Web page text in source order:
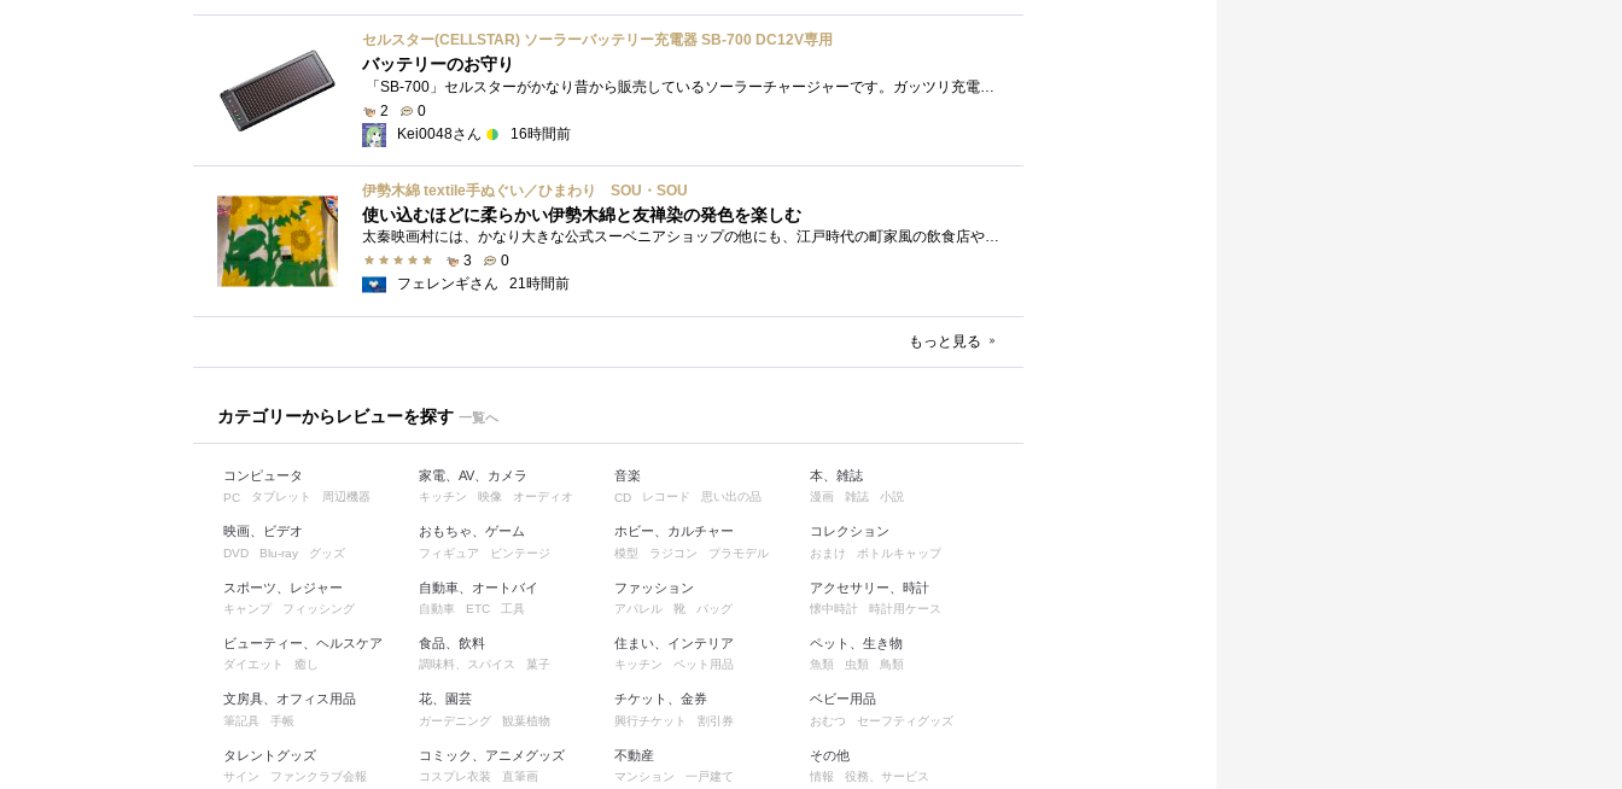
セルスター(CELLSTAR) ソーラーバッテリー充電器 SB-700 DC12V専用
バッテリーのお守り
「SB-700」セルスターがかなり昔から販売しているソーラーチャージャーです。ガッツリ充電する用ではなく待機電力(暗電流って言うらしい)対策�...
2
0
Kei0048さん
16時間前
伊勢木綿 textile手ぬぐい／ひまわり SOU・SOU
使い込むほどに柔らかい伊勢木綿と友禅染の発色を楽しむ
太秦映画村には、かなり大きな公式スーベニアショップの他にも、江戸時代の町家風の飲食店や土産物店が軒を連ねておりました。 何かよいもの...
3
0
フェレンギさん
21時間前
もっと見る
カテゴリーからレビューを探す 一覧へ
コンピュータ
PC タブレット 周辺機器
映画、ビデオ
DVD Blu-ray グッズ
スポーツ、レジャー
キャンプ フィッシング
ビューティー、ヘルスケア
ダイエット 癒し
文房具、オフィス用品
筆記具 手帳
タレントグッズ
サイン ファンクラブ会報
家電、AV、カメラ
キッチン 映像 オーディオ
おもちゃ、ゲーム
フィギュア ビンテージ
自動車、オートバイ
自動車 ETC 工具
食品、飲料
調味料、スパイス 菓子
花、園芸
ガーデニング 観葉植物
コミック、アニメグッズ
コスプレ衣装 直筆画
音楽
CD レコード 思い出の品
ホビー、カルチャー
模型 ラジコン プラモデル
ファッション
アパレル 靴 バッグ
住まい、インテリア
キッチン ペット用品
チケット、金券
興行チケット 割引券
不動産
マンション 一戸建て
本、雑誌
漫画 雑誌 小説
コレクション
おまけ ボトルキャップ
アクセサリー、時計
懐中時計 時計用ケース
ペット、生き物
魚類 虫類 鳥類
ベビー用品
おむつ セーフティグッズ
その他
情報 役務、サービス